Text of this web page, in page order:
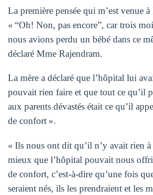
La première pensée qui m’est venue à
« “Oh! Non, pas encore”, car trois
nous avions perdu un bébé dans ce
déclaré Mme Rajendram.
La mère a déclaré que l’hôpital lui
pouvait rien faire et que tout ce qu’il
aux parents dévastés était ce qu’il
de confort ».
« Ils nous ont dit qu’il n’y avait rien
mieux que l’hôpital pouvait nous
de confort, c’est-à-dire qu’une fois
seraient nés, ils les prendraient et les